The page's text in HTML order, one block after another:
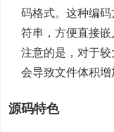
码格式。这种编
符串，方便直接
注意的是，对于
会导致文件体积增
源码特色